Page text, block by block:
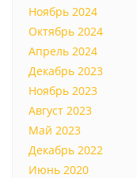
Ноябрь 2024
Октябрь 2024
Апрель 2024
Декабрь 2023
Ноябрь 2023
Август 2023
Май 2023
Декабрь 2022
Июнь 2020